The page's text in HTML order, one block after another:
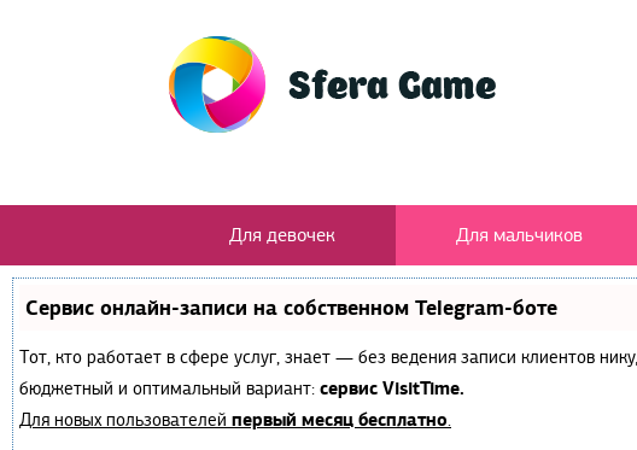
Для девочек Для мальчиков
Сервис онлайн-записи на собственном Telegram-боте
Тот, кто работает в сфере услуг, знает — без ведения записи клиентов
бюджетный и оптимальный вариант: сервис VisitTime.
Для новых пользователей первый месяц бесплатно.